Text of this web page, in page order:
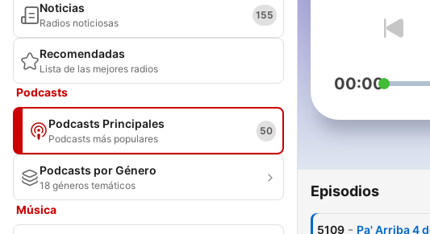
Noticias
Radios noticiosas
155
Recomendadas
Lista de las mejores radios
Podcasts
Podcasts Principales
Podcasts más populares
50
Podcasts por Género
18 géneros temáticos
Música
00:00
Episodios
5109 - Pa' Arriba 4